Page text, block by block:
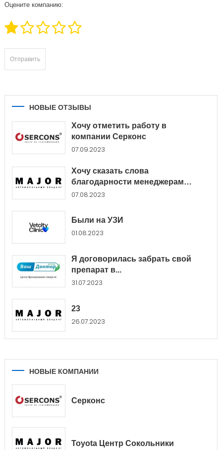
Оцените компанию:
НОВЫЕ ОТЗЫВЫ
Хочу отметить работу в
компании Серконс
07.09.2023
Хочу сказать слова
благодарности менеджерам
Major...
07.08.2023
Были на УЗИ
01.08.2023
Я договорилась забрать свой
препарат в...
31.07.2023
23
26.07.2023
НОВЫЕ КОМПАНИИ
Серконс
Toyota Центр Сокольники